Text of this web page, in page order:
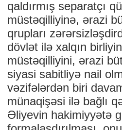
qaldırmış separatçı
müstəqilliyinə, ərazi
qrupları
dövlət ilə xalqın
müstəqilliyini, ərazi
siyasi sabitliyə nail
vəzifələrdən biri
münaqişəsi ilə bağlı
Əliyevin hakimiyyətə